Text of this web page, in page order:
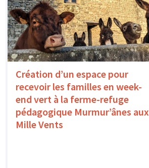
Création d’un espace pour
recevoir les familles en week-
end vert à la ferme-refuge
pédagogique Murmur’ânes aux
Mille Vents